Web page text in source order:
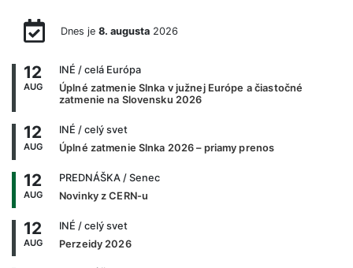
Dnes je 8. augusta2026
12
AUG
INÉ / celá Európa
Úplné zatmenie Slnka v južnej Európe a čiastočné
zatmenie na Slovensku 2026
12
AUG
INÉ / celý svet
Úplné zatmenie Slnka 2026 – priamy prenos
12
AUG
PREDNÁŠKA / Senec
Novinky z CERN-u
12
AUG
INÉ / celý svet
Perzeidy 2026